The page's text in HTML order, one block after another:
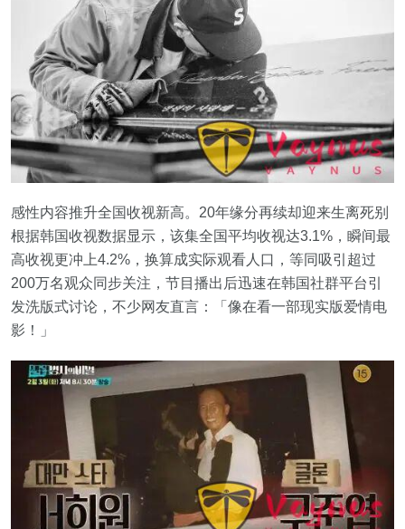
感性内容推升全国收视新高。20年缘分再续却迎来生离死别
根据韩国收视数据显示，该集全国平均收视达3.1%，瞬间最
高收视更冲上4.2%，换算成实际观看人口，等同吸引超过
200万名观众同步关注，节目播出后迅速在韩国社群平台引
发洗版式讨论，不少网友直言：「像在看一部现实版爱情电
影！」